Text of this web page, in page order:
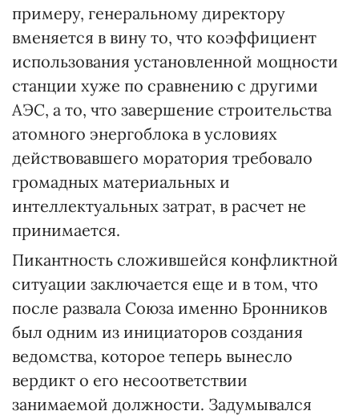
примеру, генеральному директору
вменяется в вину то, что коэффициент
использования установленной мощности
станции хуже по сравнению с другими
АЭС, а то, что завершение строительства
атомного энергоблока в условиях
действовавшего моратория требовало
громадных материальных и
интеллектуальных затрат, в расчет не
принимается.
Пикантность сложившейся конфликтной
ситуации заключается еще и в том, что
после развала Союза именно Бронников
был одним из инициаторов создания
ведомства, которое теперь вынесло
вердикт о его несоответствии
занимаемой должности. Задумывался